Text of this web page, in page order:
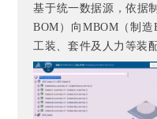
基于统一数据源，依据
BOM）向MBOM（制
工装、套件及人力等装